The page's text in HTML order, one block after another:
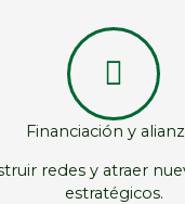
Financiación y
redes y atraer
estratégicos.